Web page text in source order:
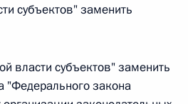
Найти документ
субъектов" заменить
власти субъектов" заменить
"Федерального закона